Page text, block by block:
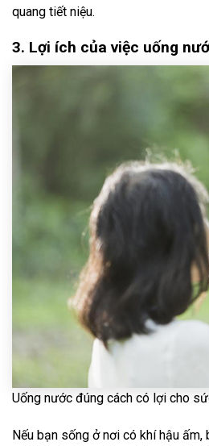
quang tiết niệu.
3. Lợi ích của việc uống
Uống nước đúng cách có lợi cho
Nếu bạn sống ở nơi có khí hậu ấm,